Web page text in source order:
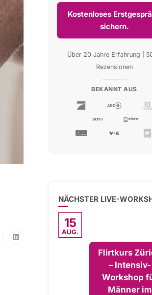
Kostenloses
sichern.
Über 20 Jahre Erfahrung |
Rezensionen
BEKANNT AUS
NÄCHSTER LIVE-
15
AUG.
Flirtkurs
– Intensiv-
Workshop
Männer im